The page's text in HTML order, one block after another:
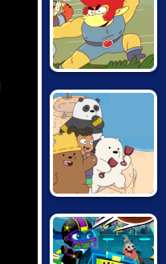
ROAR: LION-O'S
QUEST
SAND CASTLES